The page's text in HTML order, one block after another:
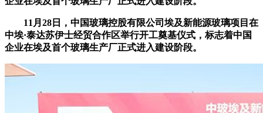
11月28日，中国玻璃控股有限公司埃及新能源玻璃项目在
中埃·泰达苏伊士经贸合作区举行开工奠基仪式，标志着中国
企业在埃及首个玻璃生产厂正式进入建设阶段。